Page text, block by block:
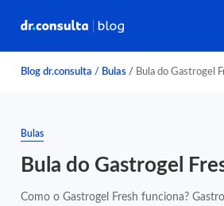
Blog dr.consulta / Bulas / Bula do Gastrogel
Bulas
Bula do Gastrogel
Como o Gastrogel Fresh funciona?